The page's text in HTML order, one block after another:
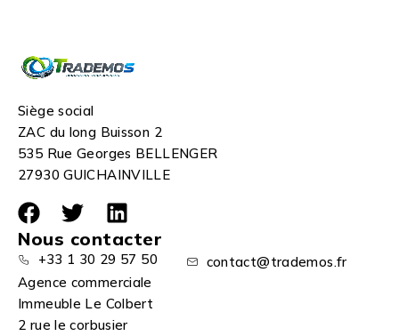
Siège social
ZAC du long Buisson 2
535 Rue Georges BELLENGER
27930 GUICHAINVILLE
Nous contacter
+33 1 30 29 57 50
contact@trademos.fr
Agence commerciale
Immeuble Le Colbert
2 rue le corbusier